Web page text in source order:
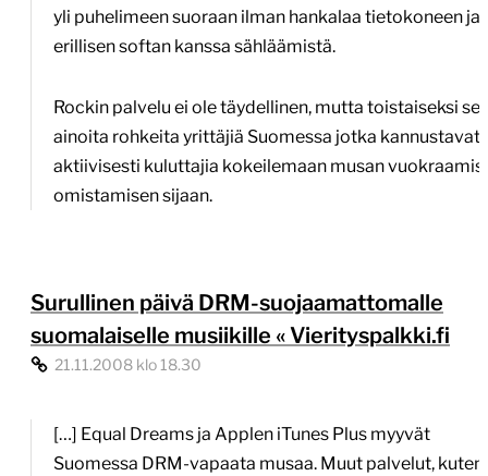
yli puhelimeen suoraan ilman hankalaa tietokoneen ja
erillisen softan kanssa sähläämistä.
Rockin palvelu ei ole täydellinen, mutta toistaiseksi se
ainoita rohkeita yrittäjiä Suomessa jotka kannustavat
aktiivisesti kuluttajia kokeilemaan musan
omistamisen sijaan.
Surullinen päivä DRM-suojaamattomalle
suomalaiselle musiikille « Vierityspalkki.fi
21.11.2008 klo 18.30
[…] Equal Dreams ja Applen iTunes Plus myyvät
Suomessa DRM-vapaata musaa. Muut palvelut, kuten